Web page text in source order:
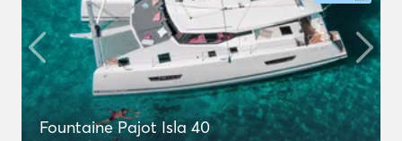
Fountaine Pajot Isla 40